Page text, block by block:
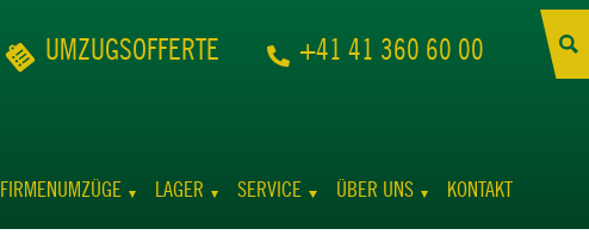
UMZUGSOFFERTE +41 41 360 60 00
FIRMENUMZÜGE LAGER SERVICE ÜBER UNS KONTAKT